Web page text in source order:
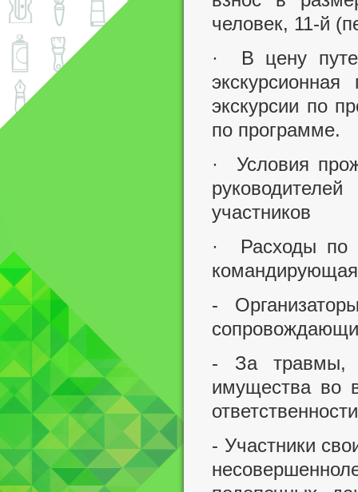
человек, 11-й
· В цену
экскурсии по
по программе.
· Условия
участников
· Расходы по
-
- За травмы,
имущества во
- Участники